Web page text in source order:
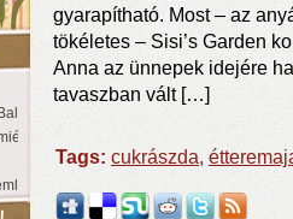
partján a nyár még tart!
a Sziget!
táj és irodalom találkozása a Mai
gyarapítható. Most – az
tökéletes – Sisi’s Garden
Anna az ünnepek idejére
tavaszban vált […]
Tags: cukrászda,